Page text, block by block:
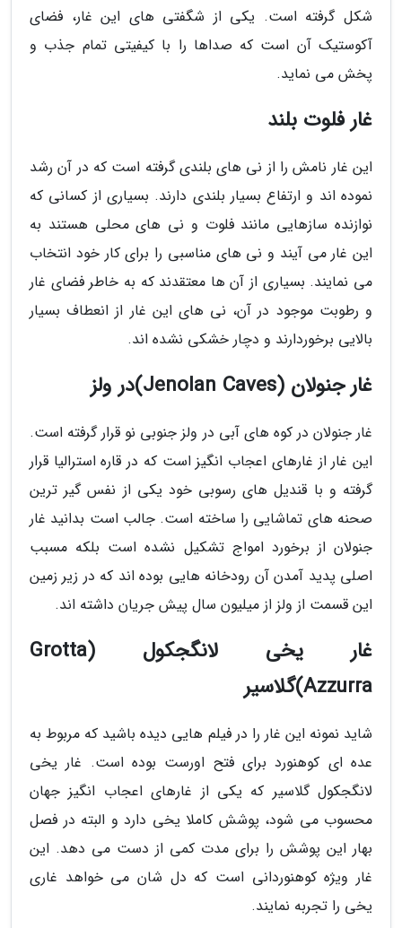
شکل گرفته است. یکی از شگفتی های این غار، فضای
آکوستیک آن است که صداها را با کیفیتی تمام جذب و
پخش می نماید.
غار فلوت بلند
این غار نامش را از نی های بلندی گرفته است که در آن رشد
نموده اند و ارتفاع بسیار بلندی دارند. بسیاری از کسانی که
نوازنده سازهایی مانند فلوت و نی های محلی هستند به
این غار می آیند و نی های مناسبی را برای کار خود انتخاب
می نمایند. بسیاری از آن ها معتقدند که به خاطر فضای غار
و رطوبت موجود در آن، نی های این غار از انعطاف بسیار
بالایی برخوردارند و دچار خشکی نشده اند.
غار جنولان (Jenolan Caves)در ولز
غار جنولان در کوه های آبی در ولز جنوبی نو قرار گرفته است.
این غار از غارهای اعجاب انگیز است که در قاره استرالیا قرار
گرفته و با قندیل های رسوبی خود یکی از نفس گیر ترین
صحنه های تماشایی را ساخته است. جالب است بدانید غار
جنولان از برخورد امواج تشکیل نشده است بلکه مسبب
اصلی پدید آمدن آن رودخانه هایی بوده اند که در زیر زمین
این قسمت از ولز از میلیون سال پیش جریان داشته اند.
غار یخی لانگجکول (Grotta
Azzurra)گلاسیر
شاید نمونه این غار را در فیلم هایی دیده باشید که مربوط به
عده ای کوهنورد برای فتح اورست بوده است. غار یخی
لانگجکول گلاسیر که یکی از غارهای اعجاب انگیز جهان
محسوب می شود، پوشش کاملا یخی دارد و البته در فصل
بهار این پوشش را برای مدت کمی از دست می دهد. این
غار ویژه کوهنوردانی است که دل شان می خواهد غاری
یخی را تجربه نمایند.